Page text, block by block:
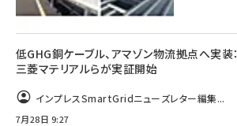
低GHG銅ケーブル、アマゾン物流拠点へ実装：
三菱マテリアルらが実証開始
インプレスSmartGridニューズレター編集...
7月28日 9:27